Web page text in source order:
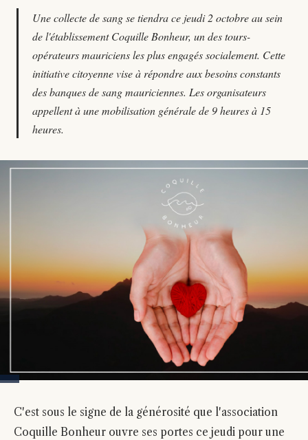
Une collecte de sang se tiendra ce jeudi 2 octobre au sein
de l'établissement Coquille Bonheur, un des tours-
opérateurs mauriciens les plus engagés socialement. Cette
initiative citoyenne vise à répondre aux besoins constants
des banques de sang mauriciennes. Les organisateurs
appellent à une mobilisation générale de 9 heures à 15
heures.
C'est sous le signe de la générosité que l'association
Coquille Bonheur ouvre ses portes ce jeudi pour une